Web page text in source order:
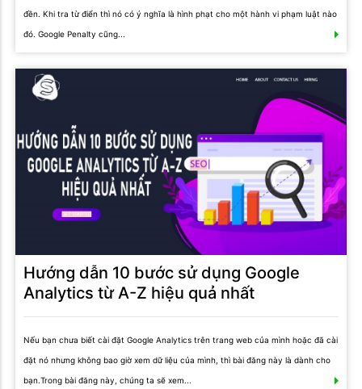
đền. Khi tra từ điển thì nó có ý nghĩa là hình phạt cho một hành vi phạm luật nào
đó. Google Penalty cũng...
Hướng dẫn 10 bước sử dụng Google
Analytics từ A-Z hiệu quả nhất
Nếu bạn chưa biết cài đặt Google Analytics trên trang web của mình hoặc đã cài
đặt nó nhưng không bao giờ xem dữ liệu của mình, thì bài đăng này là dành cho
bạn.Trong bài đăng này, chúng ta sẽ xem...